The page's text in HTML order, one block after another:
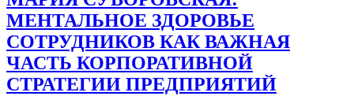
МЕНТАЛЬНОЕ ЗДОРОВЬЕ
СОТРУДНИКОВ КАК ВАЖНАЯ
ЧАСТЬ КОРПОРАТИВНОЙ
СТРАТЕГИИ ПРЕДПРИЯТИЙ